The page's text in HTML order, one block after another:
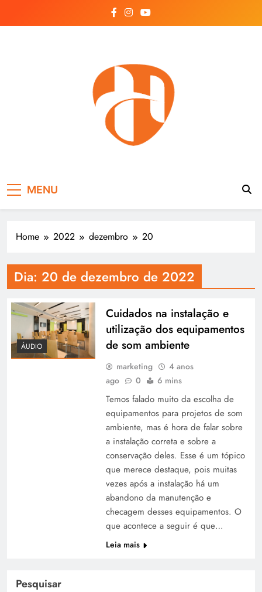
MENU
Home 2022 dezembro 20
Dia: 20 de dezembro de 2022
ÁUDIO
Cuidados na instalação e
utilização dos equipamentos
de som ambiente
marketing
4 anos
ago
0 6 mins
Temos falado muito da escolha de
equipamentos para projetos de som
ambiente, mas é hora de falar sobre
a instalação correta e sobre a
conservação deles. Esse é um tópico
que merece destaque, pois muitas
vezes após a instalação há um
abandono da manutenção e
checagem desses equipamentos. O
que acontece a seguir é que…
Leia mais
Pesquisar